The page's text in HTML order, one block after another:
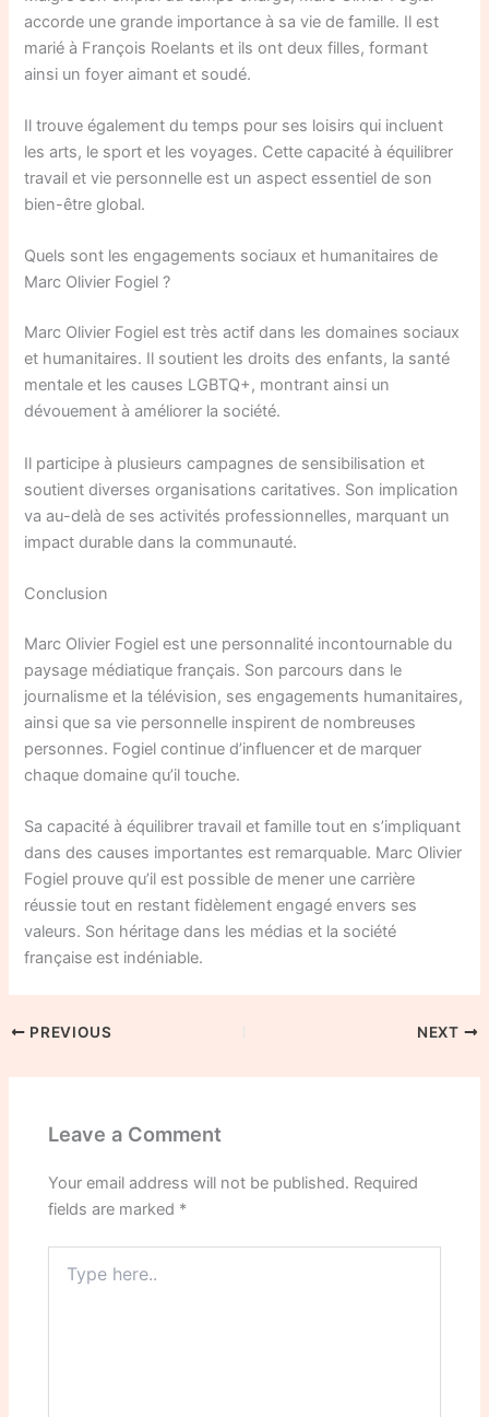
accorde une grande importance à sa vie de famille. Il est
marié à François Roelants et ils ont deux filles, formant
ainsi un foyer aimant et soudé.
Il trouve également du temps pour ses loisirs qui incluent
les arts, le sport et les voyages. Cette capacité à équilibrer
travail et vie personnelle est un aspect essentiel de son
bien-être global.
Quels sont les engagements sociaux et humanitaires de
Marc Olivier Fogiel ?
Marc Olivier Fogiel est très actif dans les domaines sociaux
et humanitaires. Il soutient les droits des enfants, la santé
mentale et les causes LGBTQ+, montrant ainsi un
dévouement à améliorer la société.
Il participe à plusieurs campagnes de sensibilisation et
soutient diverses organisations caritatives. Son implication
va au-delà de ses activités professionnelles, marquant un
impact durable dans la communauté.
Conclusion
Marc Olivier Fogiel est une personnalité incontournable du
paysage médiatique français. Son parcours dans le
journalisme et la télévision, ses engagements humanitaires,
ainsi que sa vie personnelle inspirent de nombreuses
personnes. Fogiel continue d’influencer et de marquer
chaque domaine qu’il touche.
Sa capacité à équilibrer travail et famille tout en s’impliquant
dans des causes importantes est remarquable. Marc Olivier
Fogiel prouve qu’il est possible de mener une carrière
réussie tout en restant fidèlement engagé envers ses
valeurs. Son héritage dans les médias et la société
française est indéniable.
PREVIOUS NEXT
Leave a Comment
Your email address will not be published. Required
fields are marked *
here..